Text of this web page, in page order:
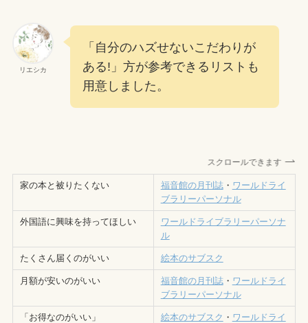
リエシカ
「自分のハズせないこだわりが
ある!」方が参考できるリストも
用意しました。
スクロールできます
家の本と被りたくない 福音館の月刊誌・ ワールドライ
ブラリーパーソナル
外国語に興味を持ってほしい
ワールドライブラリーパーソナ
ル
たくさん届くのがいい 絵本のサブスク
月額が安いのがいい 福音館の月刊誌・ ワールドライ
ブラリーパーソナル
「お得なのがいい」 絵本のサブスク ・ ワールドライ